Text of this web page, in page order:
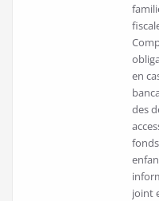
en
des
joint